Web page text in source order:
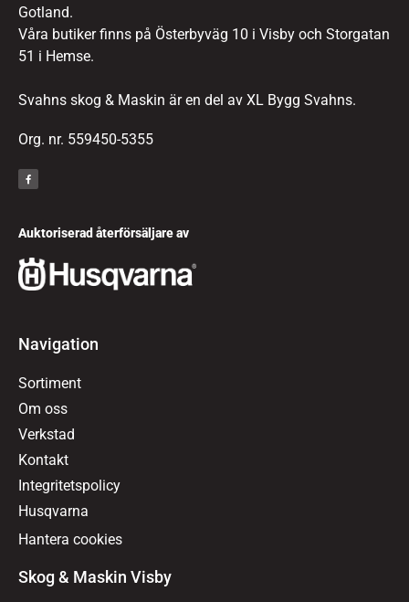
Gotland.
Våra butiker finns på Österbyväg 10 i Visby och Storgatan
51 i Hemse.
Svahns skog & Maskin är en del av XL Bygg Svahns.
Org. nr. 559450-5355
Auktoriserad återförsäljare av
Navigation
Sortiment
Om oss
Verkstad
Kontakt
Integritetspolicy
Husqvarna
Hantera cookies
Skog & Maskin Visby